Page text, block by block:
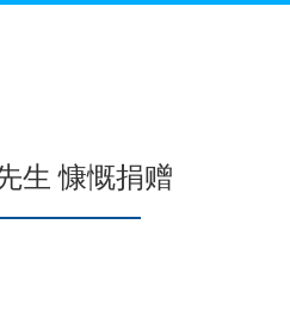
生 慷慨捐赠